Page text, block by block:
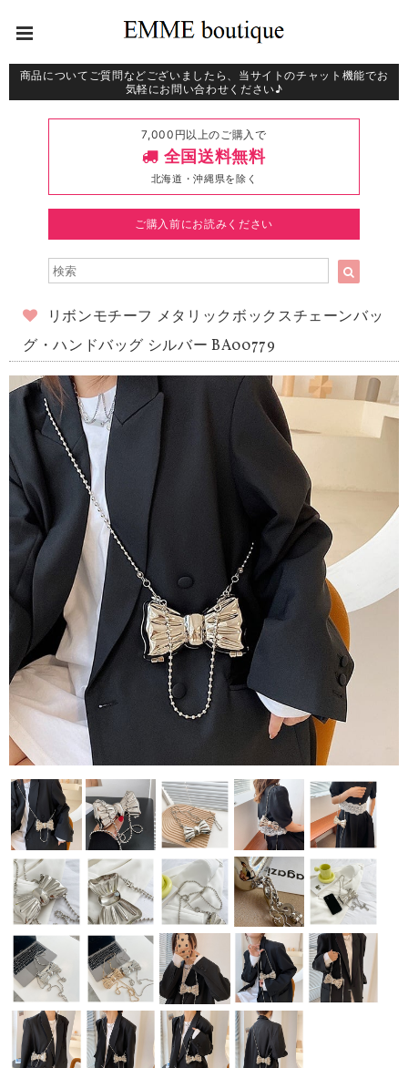
商品についてご質問などございましたら、当サイトのチャット機能でお
気軽にお問い合わせください♪
7,000円以上のご購入で
全国送料無料
北海道・沖縄県を除く
ご購入前にお読みください
リボンモチーフ メタリックボックスチェーンバッ
グ・ハンドバッグ シルバー BA00779